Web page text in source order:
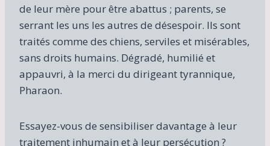
de leur mère pour être abattus ; parents, se
serrant les uns les autres de désespoir. Ils sont
traités comme des chiens, serviles et misérables,
sans droits humains. Dégradé, humilié et
appauvri, à la merci du dirigeant tyrannique,
Pharaon.
Essayez-vous de sensibiliser davantage à leur
traitement inhumain et à leur persécution ?